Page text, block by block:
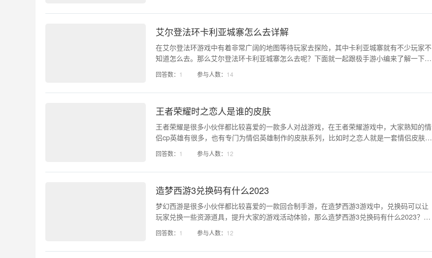
艾尔登法环卡利亚城寨怎么去详解
在艾尔登法环游戏中有着非常广阔的地图等待玩家去探险，其中卡利亚城寨就有不少玩家不
知道怎么去。那么艾尔登法环卡利亚城寨怎么去呢？下面就一起跟极手游小编来了解一下卡
利亚城寨前往方法攻略吧！艾尔登法环卡利亚城寨怎么走1、打开游戏地图，前往四钟
楼;2、到达四钟楼后，沿大路向北行进;3、来到赐福点位置后，即可
回答数： 1 参与人数： 14
王者荣耀时之恋人是谁的皮肤
王者荣耀是很多小伙伴都比较喜爱的一款多人对战游戏，在王者荣耀游戏中，大家熟知的情
侣cp英雄有很多，也有专门为情侣英雄制作的皮肤系列，比如时之恋人就是一套情侣皮肤，
很多小伙伴都不清楚王者荣耀时之恋人是谁的皮肤？下面小编给大家整理了王者荣耀时之恋
人皮肤攻略介绍，大家一起来看看就知道了呢。 王者荣耀时之
回答数： 1 参与人数： 12
造梦西游3兑换码有什么2023
梦幻西游是很多小伙伴都比较喜爱的一款回合制手游，在造梦西游3游戏中，兑换码可以让
玩家兑换一些资源道具，提升大家的游戏活动体验，那么造梦西游3兑换码有什么2023？下
面小编给大家整理了造梦西游3福利兑换码大全介绍，感兴趣的小伙伴一起来看看就知道了
呢。有需要的小伙伴一定不要错过哦。 造梦西游3福利兑换
回答数： 1 参与人数： 12